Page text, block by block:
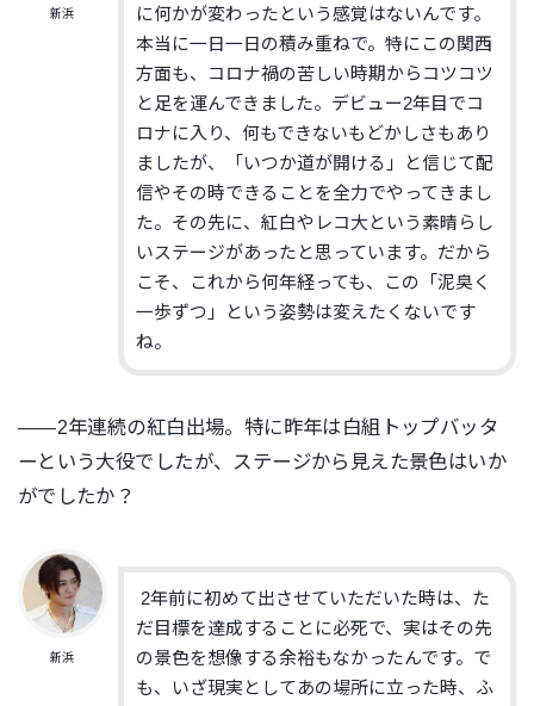
新浜
に何かが変わったという感覚はないんです。
本当に一日一日の積み重ねで。特にこの関西
方面も、コロナ禍の苦しい時期からコツコツ
と足を運んできました。デビュー2年目でコ
ロナに入り、何もできないもどかしさもあり
ましたが、「いつか道が開ける」と信じて配
信やその時できることを全力でやってきまし
た。その先に、紅白やレコ大という素晴らし
いステージがあったと思っています。だから
こそ、これから何年経っても、この「泥臭く
一歩ずつ」という姿勢は変えたくないです
ね。
――2年連続の紅白出場。特に昨年は白組トップバッタ
ーという大役でしたが、ステージから見えた景色はいか
がでしたか？
新浜
2年前に初めて出させていただいた時は、た
だ目標を達成することに必死で、実はその先
の景色を想像する余裕もなかったんです。で
も、いざ現実としてあの場所に立った時、ふ